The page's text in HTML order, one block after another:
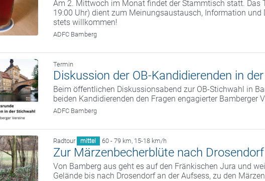
Am 2. Mittwoch im Monat findet der Stammtisch statt. Das
19:00 Uhr) dient zum Meinungsaustausch, Information und
stets willkommen!
ADFC Bamberg
Termin
Diskussion der OB-Kandidierenden in
Beim öffentlichen Diskussionsabend zur OB‑Stichwahl in
beiden Kandidierenden den Fragen engagierter Bamberger
ADFC Bamberg
Radtour mittel 60 - 79 km, 15-18 km/h
Zur Märzenbecherblüte nach Drosendorf
Von Bamberg aus geht es auf den Fränkischen Jura und
Gelände bis nach Drosendorf an der Aufsess, zu den